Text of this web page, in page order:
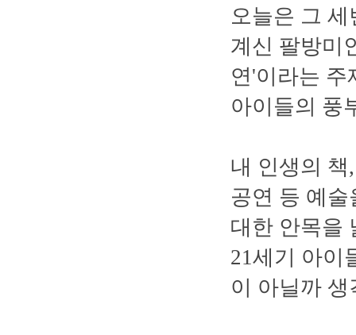
오늘은 그
계신 팔방미
연'이라는 주
아이들의 풍
내 인생의
공연 등 예
대한 안목을
21세기 아이
이 아닐까